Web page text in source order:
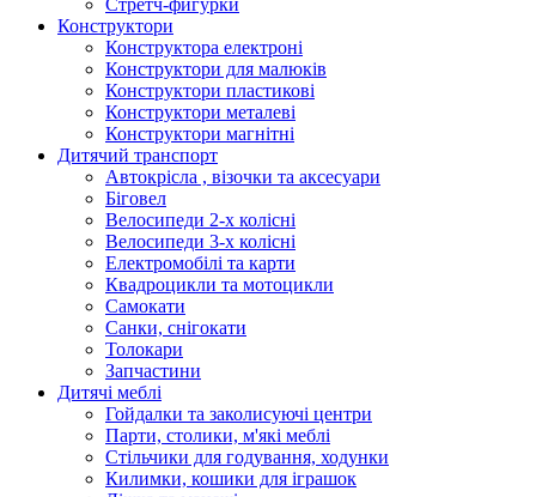
Стретч-фигурки
Конструктори
Конструктора електроні
Конструктори для малюків
Конструктори пластикові
Конструктори металеві
Конструктори магнітні
Дитячий транспорт
Автокрісла , візочки та аксесуари
Біговел
Велосипеди 2-х колісні
Велосипеди 3-х колісні
Електромобілі та карти
Квадроцикли та мотоцикли
Самокати
Санки, снігокати
Толокари
Запчастини
Дитячі меблі
Гойдалки та заколисуючі центри
Парти, столики, м'які меблі
Стільчики для годування, ходунки
Килимки, кошики для іграшок